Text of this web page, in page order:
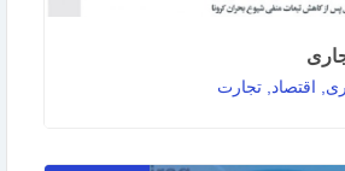
اقتصاد, تجارت